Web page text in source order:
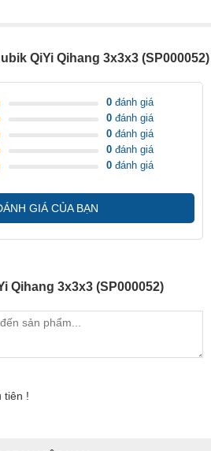
QiYi Qihang 3x3x3 (SP000052)
0 đánh giá
0 đánh giá
0 đánh giá
0 đánh giá
0 đánh giá
GIÁ CỦA BẠN
Qihang 3x3x3 (SP000052)
tiên !